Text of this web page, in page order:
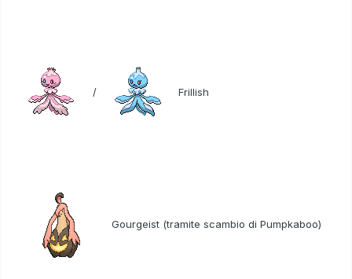
/ Frillish
Gourgeist (tramite scambio di Pumpkaboo)